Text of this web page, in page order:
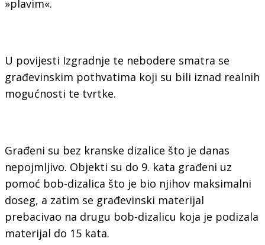
»plavim«.
U povijesti Izgradnje te nebodere smatra se
građevinskim pothvatima koji su bili iznad realnih
mogućnosti te tvrtke.
Građeni su bez kranske dizalice što je danas
nepojmljivo. Objekti su do 9. kata građeni uz
pomoć bob-dizalica što je bio njihov maksimalni
doseg, a zatim se građevinski materijal
prebacivao na drugu bob-dizalicu koja je podizala
materijal do 15 kata.